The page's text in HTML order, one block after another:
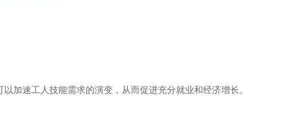
加速工人技能需求的演变，从而促进充分就业和经济增长。